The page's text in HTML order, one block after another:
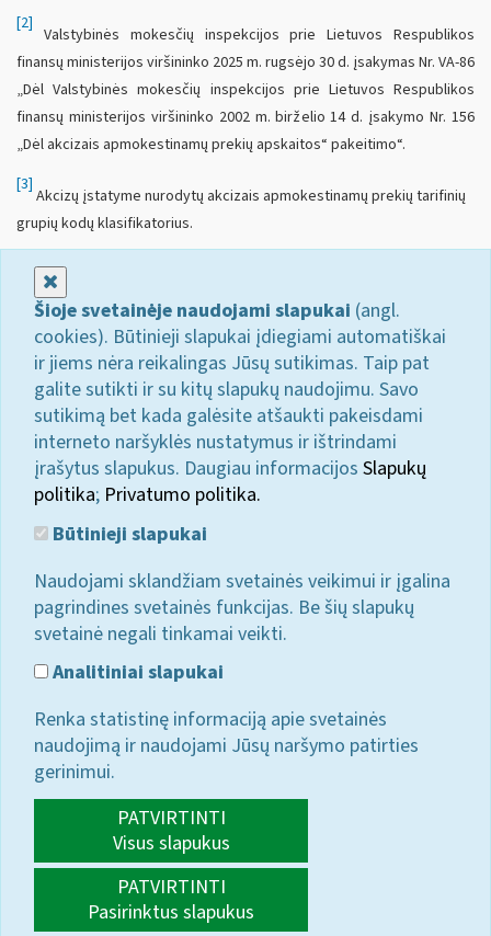
[2]
Valstybinės mokesčių inspekcijos prie Lietuvos Respublikos
finansų ministerijos viršininko 2025 m. rugsėjo 30 d. įsakymas Nr. VA-86
„Dėl Valstybinės mokesčių inspekcijos prie Lietuvos Respublikos
finansų ministerijos viršininko 2002 m. birželio 14 d. įsakymo Nr. 156
„Dėl akcizais apmokestinamų prekių apskaitos“ pakeitimo“.
[3]
Akcizų įstatyme nurodytų akcizais apmokestinamų prekių tarifinių
grupių kodų klasifikatorius.
Šioje svetainėje naudojami slapukai (angl.
cookies). Būtinieji slapukai įdiegiami automatiškai
ir jiems nėra reikalingas Jūsų sutikimas. Taip pat
galite sutikti ir su kitų slapukų naudojimu. Savo
sutikimą bet kada galėsite atšaukti pakeisdami
interneto naršyklės nustatymus ir ištrindami
įrašytus slapukus. Daugiau informacijos Slapukų
politika; Privatumo politika.
Būtinieji slapukai
Naudojami sklandžiam svetainės veikimui ir įgalina
pagrindines svetainės funkcijas. Be šių slapukų
svetainė negali tinkamai veikti.
Analitiniai slapukai
Renka statistinę informaciją apie svetainės
naudojimą ir naudojami Jūsų naršymo patirties
gerinimui.
PATVIRTINTI
Visus slapukus
PATVIRTINTI
Pasirinktus slapukus